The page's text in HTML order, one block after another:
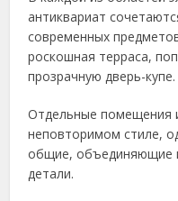
антиквариат
современных
роскошная терраса,
прозрачную дверь-купе.
Отдельные помещения
неповторимом стиле,
общие, объединяющие
детали.